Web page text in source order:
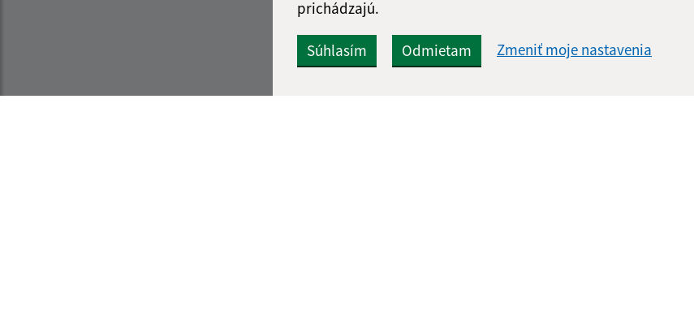
prichádzajú.
Súhlasím Odmietam Zmeniť moje nastavenia